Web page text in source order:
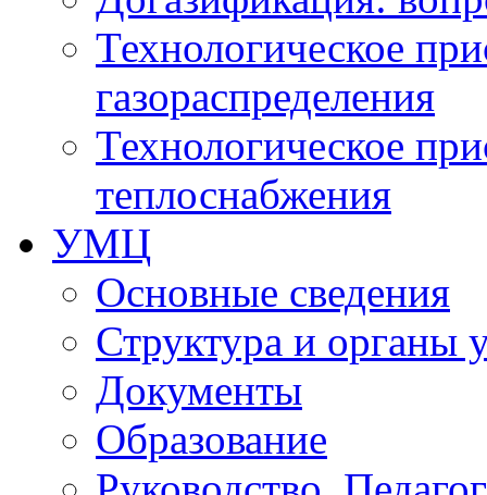
Технологическое
газораспределения
Технологическое
теплоснабжения
УМЦ
Основные сведения
Структура и органы
Документы
Образование